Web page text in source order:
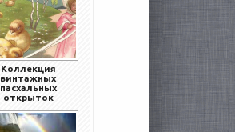
Коллекция
винтажных
пасхальных
открыток